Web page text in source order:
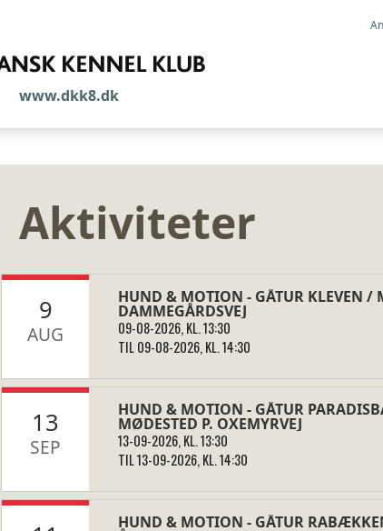
www.dkk8.dk
Aktiviteter
9
AUG
HUND & MOTION - GÅTUR KLEVEN /
DAMMEGÅRDSVEJ
09-08-2026, KL. 13:30
TIL 09-08-2026, KL. 14:30
13
SEP
HUND & MOTION - GÅTUR
MØDESTED P. OXEMYRVEJ
13-09-2026, KL. 13:30
TIL 13-09-2026, KL. 14:30
HUND & MOTION - GÅTUR